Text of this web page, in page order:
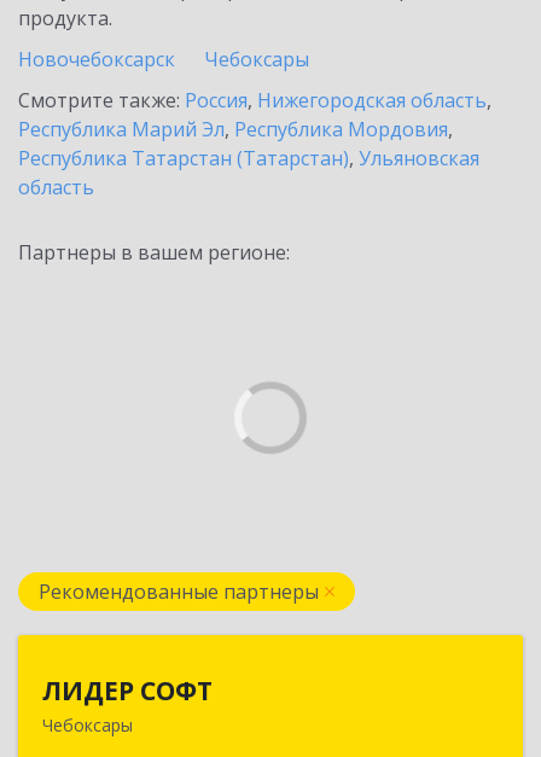
продукта.
Новочебоксарск
Чебоксары
Смотрите также: Россия, Нижегородская область,
Республика Марий Эл, Республика Мордовия,
Республика Татарстан (Татарстан), Ульяновская
область
Партнеры в вашем регионе:
Рекомендованные партнеры
ЛИДЕР СОФТ
Чебоксары428018, Чувашская Республика - Чувашия,